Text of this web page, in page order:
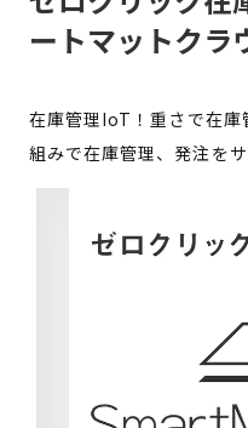
ートマットクラ
在庫管理IoT！重さで在庫
組みで在庫管理、発注をサ